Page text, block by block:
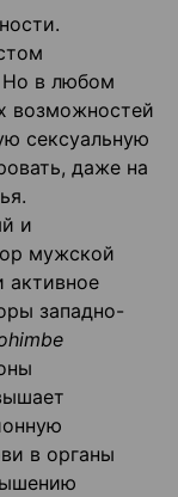
Но в любом
возможностей
сексуальную
даже на
и
мужской
активное
западно-
в органы